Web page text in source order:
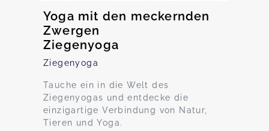
Yoga mit den meckernden
Zwergen
Ziegenyoga
Ziegenyoga
Tauche ein in die Welt des
Ziegenyogas und entdecke die
einzigartige Verbindung von Natur,
Tieren und Yoga.